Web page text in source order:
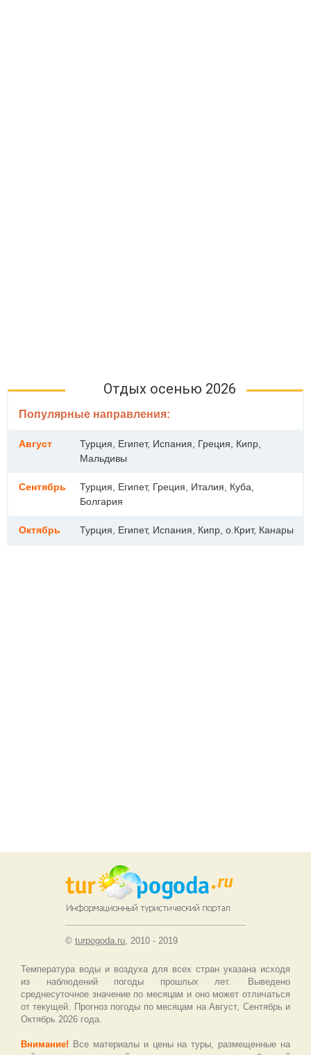
Отдых осенью 2026
Популярные направления:
Август
Турция, Египет, Испания, Греция, Кипр,
Мальдивы
Сентябрь
Турция, Египет, Греция, Италия, Куба,
Болгария
Октябрь Турция, Египет, Испания, Кипр, о.Крит, Канары
© turpogoda.ru, 2010 - 2019
Температура воды и воздуха для всех стран указана исходя
из наблюдений погоды прошлых лет. Выведено
среднесуточное значение по месяцам и оно может отличаться
от текущей. Прогноз погоды по месяцам на Август, Сентябрь и
Октябрь 2026 года.
Внимание! Все материалы и цены на туры, размещенные на